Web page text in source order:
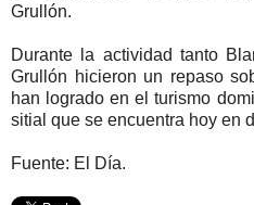
Grullón.
Durante la actividad tanto
Grullón hicieron un repaso
han logrado en el turismo
sitial que se encuentra hoy en
Fuente: El Día.